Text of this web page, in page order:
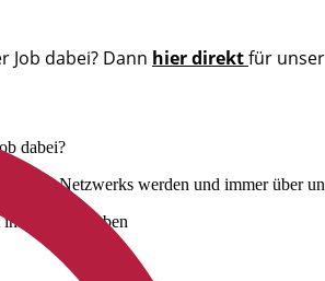
Job dabei? Dann hier direktfür
dabei?
Talent Netzwerks werden und immer über
initiativ bewerben